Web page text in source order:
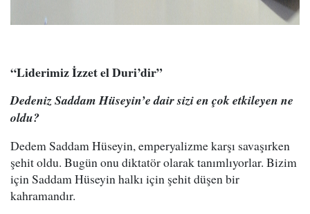
“Liderimiz İzzet el Duri’dir”
Dedeniz Saddam Hüseyin’e dair sizi en çok etkileyen ne
oldu?
Dedem Saddam Hüseyin, emperyalizme karşı savaşırken
şehit oldu. Bugün onu diktatör olarak tanımlıyorlar. Bizim
için Saddam Hüseyin halkı için şehit düşen bir
kahramandır.